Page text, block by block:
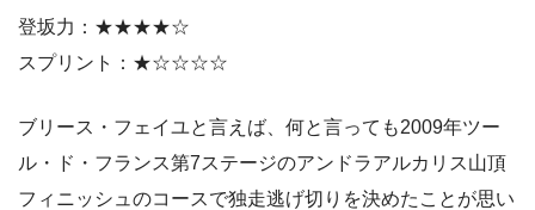
登坂力：★★★★☆
スプリント：★☆☆☆☆
ブリース・フェイユと言えば、何と言っても2009年ツー
ル・ド・フランス第7ステージのアンドラアルカリス山頂
フィニッシュのコースで独走逃げ切りを決めたことが思い